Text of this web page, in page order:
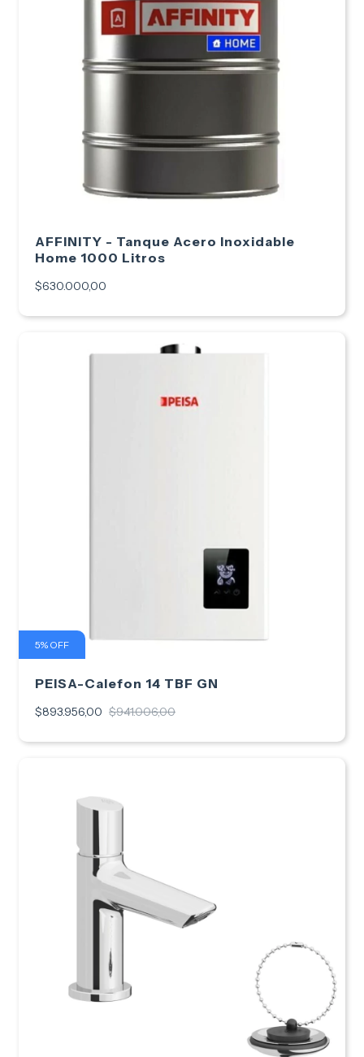
AFFINITY - Tanque Acero Inoxidable
Home 1000 Litros
$630.000,00
5% OFF
PEISA-Calefon 14 TBF GN
$893.956,00 $941.006,00